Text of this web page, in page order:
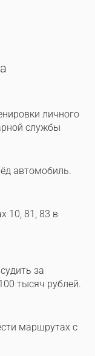
личного
службы
автомобиль.
10, 81, 83 в
за
тысяч рублей.
маршрутах с